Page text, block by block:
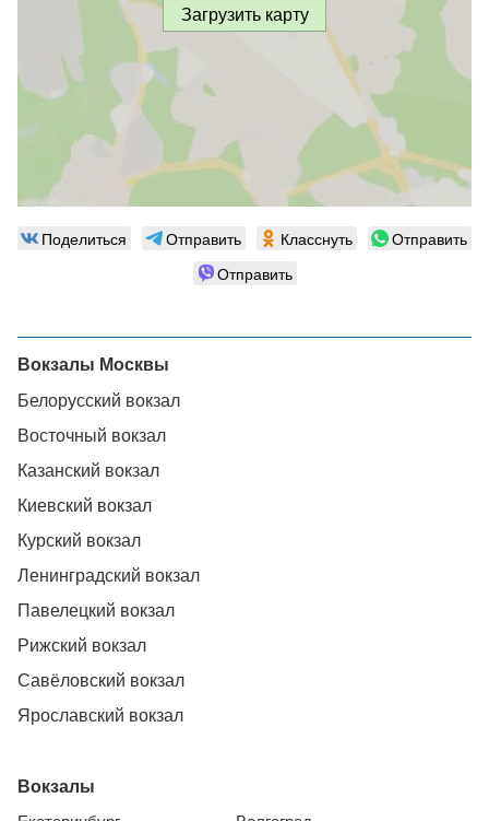
Загрузить карту
Поделиться Отправить Класснуть
Отправить
Отправить
Вокзалы Москвы
Белорусский вокзал
Восточный вокзал
Казанский вокзал
Киевский вокзал
Курский вокзал
Ленинградский вокзал
Павелецкий вокзал
Рижский вокзал
Савёловский вокзал
Ярославский вокзал
Вокзалы